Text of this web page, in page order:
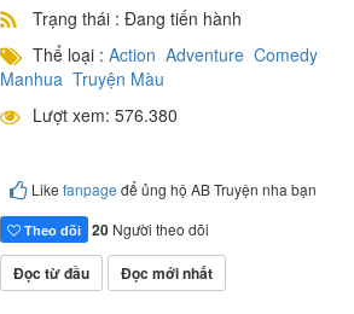
Trạng thái : Đang tiến hành
Thể loại : Action Adventure Comedy
Manhua Truyện Màu
Lượt xem: 576.380
Like fanpage để ủng hộ AB Truyện nha bạn
Theo dõi 20 Người theo dõi
Đọc từ đầu Đọc mới nhất